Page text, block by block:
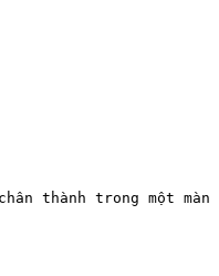
chân thành trong một